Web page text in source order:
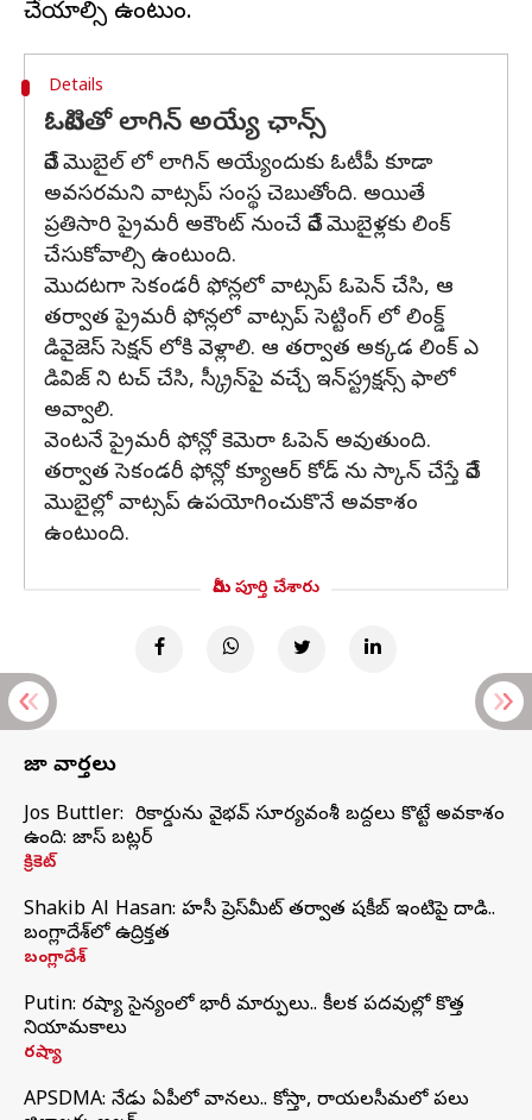
Details
ఓటిపితో లాగిన్ అయ్యే ఛాన్స్
వేరే మొబైల్ లో లాగిన్ అయ్యేందుకు ఓటీపీ కూడా
అవసరమని వాట్సప్ సంస్థ చెబుతోంది. అయితే
ప్రతిసారి ప్రైమరీ అకౌంట్ నుంచే వేరే మొబైళ్లకు లింక్
చేసుకోవాల్సి ఉంటుంది.
మొదటగా సెకండరీ ఫోన్లలో వాట్సప్ ఓపెన్ చేసి, ఆ
తర్వాత ప్రైమరీ ఫోన్లలో వాట్సప్ సెట్టింగ్ లో లింక్డ్
డివైజెస్ సెక్షన్ లోకి వెళ్లాలి. ఆ తర్వాత అక్కడ లింక్ ఎ
డివిజ్ ని టచ్ చేసి, స్క్రీన్‍పై వచ్చే ఇన్‍స్ట్రక్షన్స్ ఫాలో
అవ్వాలి.
వెంటనే ప్రైమరీ ఫోన్లో కెమెరా ఓపెన్ అవుతుంది.
తర్వాత సెకండరీ ఫోన్లో క్యూఆర్ కోడ్ ను స్కాన్ చేస్తే వేరే
మొబైల్లో వాట్సప్ ఉపయోగించుకొనే అవకాశం
ఉంటుంది.
మీరు పూర్తి చేశారు
తాజా వార్తలు
Jos Buttler: నా రికార్డును వైభవ్ సూర్యవంశీ బద్దలు కొట్టే అవకాశం
ఉంది: జాస్ బట్లర్
క్రికెట్
Shakib Al Hasan: హసీనా ప్రెస్‌మీట్‌ తర్వాత షకీబ్‌ ఇంటిపై దాడి..
బంగ్లాదేశ్‌లో ఉద్రిక్తత
బంగ్లాదేశ్
Putin: రష్యా సైన్యంలో భారీ మార్పులు.. కీలక పదవుల్లో కొత్త
నియామకాలు
రష్యా
APSDMA: నేడు ఏపీలో వానలు.. కోస్తా, రాయలసీమలో పలు